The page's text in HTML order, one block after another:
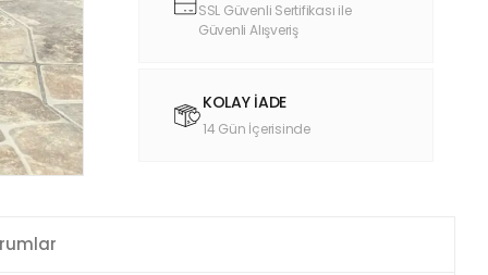
SSL Güvenli Sertifikası ile
Güvenli Alışveriş
KOLAY İADE
14 Gün İçerisinde